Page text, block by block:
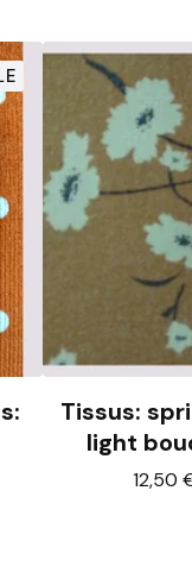
Tissus:
light
12,50